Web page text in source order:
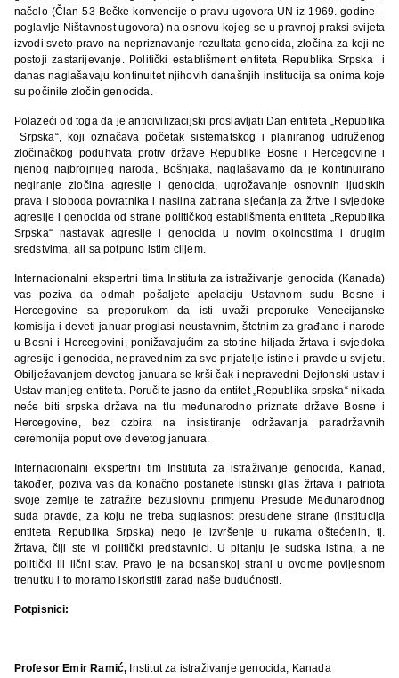
načelo (Član 53 Bečke konvencije o pravu ugovora UN iz 1969. godine –
poglavlje Ništavnost ugovora) na osnovu kojeg se u pravnoj praksi svijeta
izvodi sveto pravo na nepriznavanje rezultata genocida, zločina za koji ne
postoji zastarijevanje. Politički establišment entiteta Republika Srpska i
danas naglašavaju kontinuitet njihovih današnjih institucija sa onima koje
su počinile zločin genocida.
Polazeći od toga da je anticivilizacijski proslavljati Dan entiteta „Republika
Srpska“, koji označava početak sistematskog i planiranog udruženog
zločinačkog poduhvata protiv države Republike Bosne i Hercegovine i
njenog najbrojnijeg naroda, Bošnjaka, naglašavamo da je kontinuirano
negiranje zločina agresije i genocida, ugrožavanje osnovnih ljudskih
prava i sloboda povratnika i nasilna zabrana sjećanja za žrtve i svjedoke
agresije i genocida od strane političkog establišmenta entiteta „Republika
Srpska“ nastavak agresije i genocida u novim okolnostima i drugim
sredstvima, ali sa potpuno istim ciljem.
Internacionalni ekspertni tima Instituta za istraživanje genocida (Kanada)
vas poziva da odmah pošaljete apelaciju Ustavnom sudu Bosne i
Hercegovine sa preporukom da isti uvaži preporuke Venecijanske
komisija i deveti januar proglasi neustavnim, štetnim za građane i narode
u Bosni i Hercegovini, ponižavajućim za stotine hiljada žrtava i svjedoka
agresije i genocida, nepravednim za sve prijatelje istine i pravde u svijetu.
Obilježavanjem devetog januara se krši čak i nepravedni Dejtonski ustav i
Ustav manjeg entiteta. Poručite jasno da entitet „Republika srpska“ nikada
neće biti srpska država na tlu međunarodno priznate države Bosne i
Hercegovine, bez ozbira na insistiranje održavanja paradržavnih
ceremonija poput ove devetog januara.
Internacionalni ekspertni tim Instituta za istraživanje genocida, Kanad,
također, poziva vas da konačno postanete istinski glas žrtava i patriota
svoje zemlje te zatražite bezuslovnu primjenu Presude Međunarodnog
suda pravde, za koju ne treba suglasnost presuđene strane (institucija
entiteta Republika Srpska) nego je izvršenje u rukama oštećenih, tj.
žrtava, čiji ste vi politički predstavnici. U pitanju je sudska istina, a ne
politički ili lični stav. Pravo je na bosanskoj strani u ovome povijesnom
trenutku i to moramo iskoristiti zarad naše budućnosti.
Potpisnici:
Profesor Emir Ramić, Institut za istraživanje genocida, Kanada